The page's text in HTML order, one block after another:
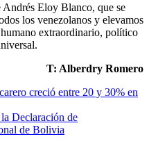
Andrés Eloy Blanco, que se
los venezolanos y elevamos
extraordinario, político
T: Alberdry Romero
creció entre 20 y 30% en
Declaración de
de Bolivia